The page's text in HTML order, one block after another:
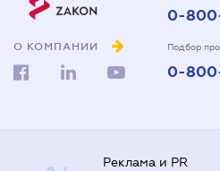
О КОМПАНИИ
0-
Подбор
0-
Реклама и PR